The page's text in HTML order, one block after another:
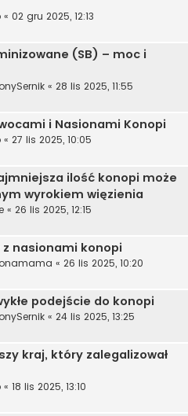
« 02 gru 2025, 12:13
(SB) – moc i
« 28 lis 2025, 11:55
i Nasionami Konopi
« 27 lis 2025, 10:05
ilość konopi może
wyrokiem więzienia
« 26 lis 2025, 12:15
nasionami konopi
« 26 lis 2025, 10:20
podejście do konopi
« 24 lis 2025, 13:25
kraj, który zalegalizował
« 18 lis 2025, 13:10